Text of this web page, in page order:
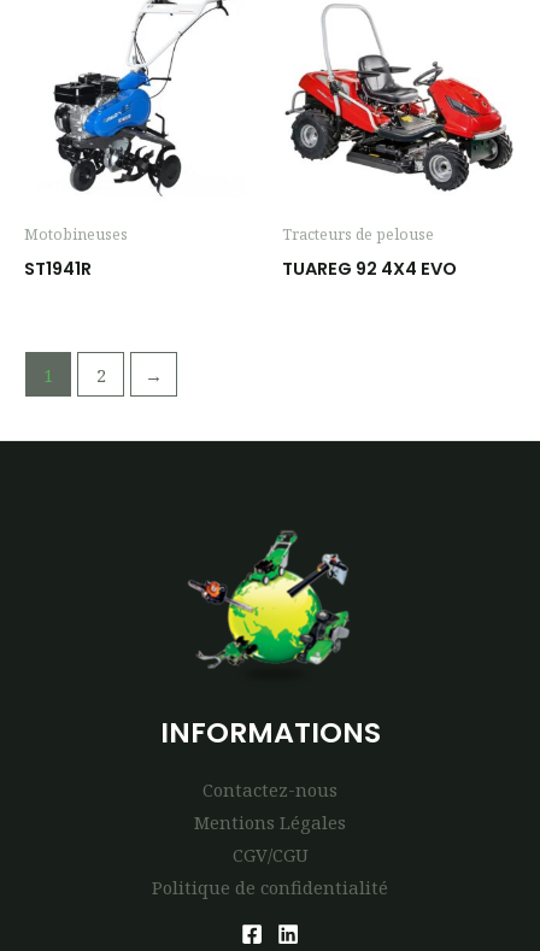
Motobineuses
ST1941R
Tracteurs de pelouse
TUAREG 92 4X4 EVO
1 2 →
INFORMATIONS
Contactez-nous
Mentions Légales
CGV/CGU
Politique de confidentialité